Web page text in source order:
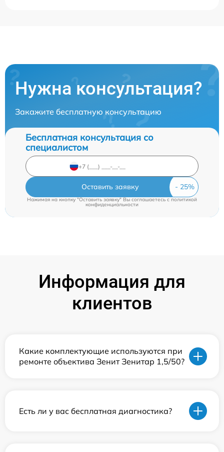
Нужна консультация?
Закажите бесплатную консультацию
Бесплатная консультация со
специалистом
Оставить заявку
Нажимая на кнопку "Оставить заявку" Вы соглашаетесь cполитикой
конфиденциальности
Информация для
клиентов
Какие комплектующие используются при
ремонте объектива Зенит Зенитар 1,5/50?
Есть ли у вас бесплатная диагностика?